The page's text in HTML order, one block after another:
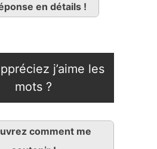
en détails !
j’aime les
mots ?
comment me